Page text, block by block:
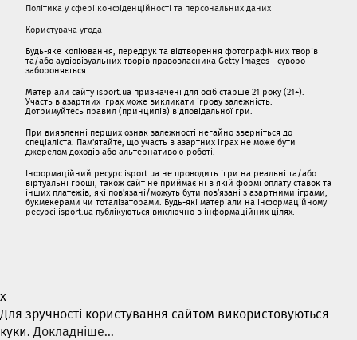
Політика у сфері конфіденційності та персональних даних
Користувача угода
Будь-яке копіювання, передрук та відтворення фотографічних творів
та/або аудіовізуальних творів правовласника Getty Images - суворо
забороняється.
Матеріали сайту isport.ua призначені для осіб старше 21 року (21+).
Участь в азартних іграх може викликати ігрову залежність.
Дотримуйтесь правил (принципів) відповідальної гри.
При виявленні перших ознак залежності негайно зверніться до
спеціаліста. Пам'ятайте, що участь в азартних іграх не може бути
джерелом доходів або альтернативою роботі.
Інформаційний ресурс isport.ua не проводить ігри на реальні та/або
віртуальні гроші, також сайт не приймає ні в якій формі оплату ставок та
інших платежів, які пов’язані/можуть бути пов’язані з азартними іграми,
букмекерами чи тоталізаторами. Будь-які матеріали на інформаційному
ресурсі isport.ua публікуються виключно в інформаційних цілях.
x
Для зручності користування сайтом використовуються
куки.Докладніше...